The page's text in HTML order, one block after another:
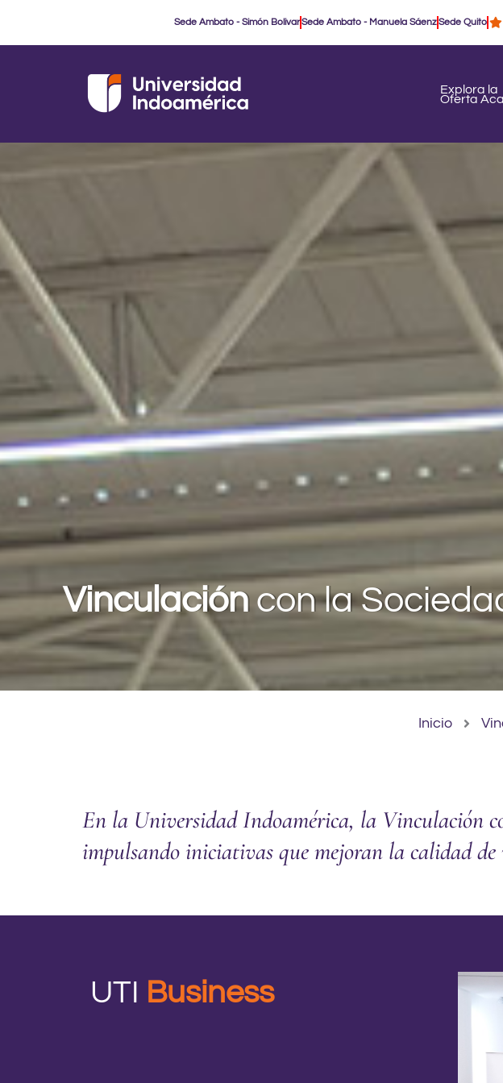
Sede Ambato - Simón BolivarSede Ambato - Manuela SáenzSede Quito
Explora la
Oferta
Vinculacióncon la
Inicio
En la Universidad Indoamérica, la Vinculación
impulsando iniciativas que mejoran la calidad
UTI Business